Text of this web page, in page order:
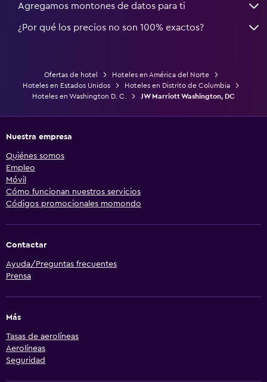
Agregamos montones de datos para ti
¿Por qué los precios no son 100% exactos?
Ofertas de hotel
Hoteles en América del Norte
Hoteles en Estados Unidos
Hoteles en Distrito de Columbia
Hoteles en Washington D. C.
JW Marriott Washington, DC
Nuestra empresa
Quiénes somos
Empleo
Móvil
Cómo funcionan nuestros servicios
Códigos promocionales momondo
Contactar
Ayuda/Preguntas frecuentes
Prensa
Más
Tasas de aerolíneas
Aerolíneas
Seguridad